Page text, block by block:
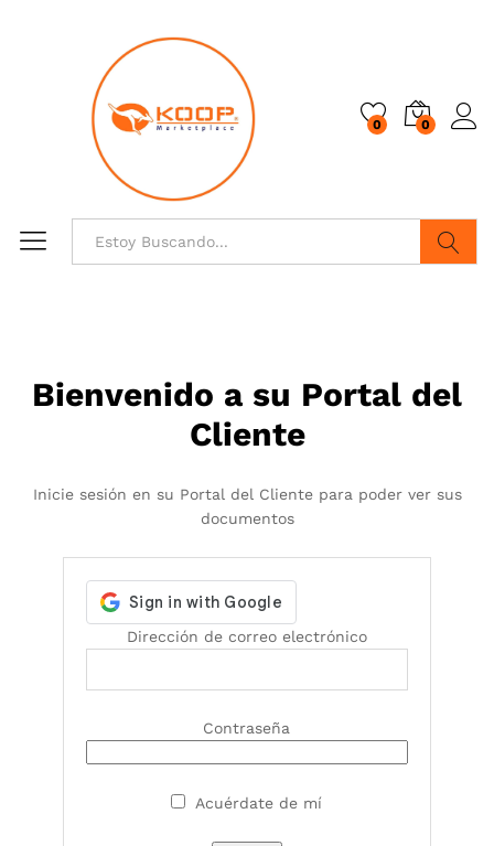
0 0
Bienvenido a su Portal del
Cliente
Inicie sesión en su Portal del Cliente para poder ver sus
documentos
Dirección de correo electrónico
Contraseña
Acuérdate de mí